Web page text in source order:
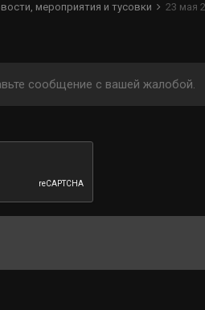
мероприятия и тусовки 23 мая
сообщение с вашей жалобой.